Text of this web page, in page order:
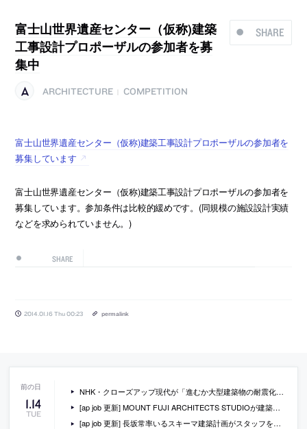
SHARE
富士山世界遺産センター（仮称)建築
工事設計プロポーザルの参加者を募
集中
ARCHITECTURE COMPETITION
富士山世界遺産センター（仮称)建築工事設計プロポーザルの参加者を
募集しています
富士山世界遺産センター（仮称)建築工事設計プロポーザルの参加者を
募集しています。参加条件は比較的緩めです。(同規模の施設設計実績
などを求められていません。)
SHARE
2014.01.16 Thu 00:23 permalink
1.14
TUE
NHK・クローズアップ現代が「進むか大型建築物の耐震化～“耐震改修促進法”改正の波紋～」を放送
[ap job 更新] MOUNT FUJI ARCHITECTS STUDIOが建築設計スタッフを募集中
[ap job 更新] 長坂常率いるスキーマ建築計画がスタッフを募集中